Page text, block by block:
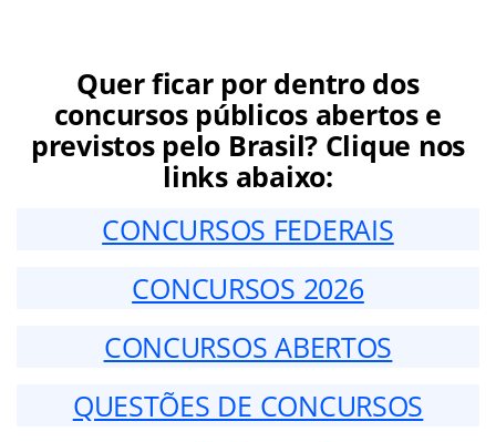
Quer ficar por dentro dos
concursos públicos abertos e
previstos pelo Brasil? Clique nos
links abaixo:
CONCURSOS FEDERAIS
CONCURSOS 2026
CONCURSOS ABERTOS
QUESTÕES DE CONCURSOS